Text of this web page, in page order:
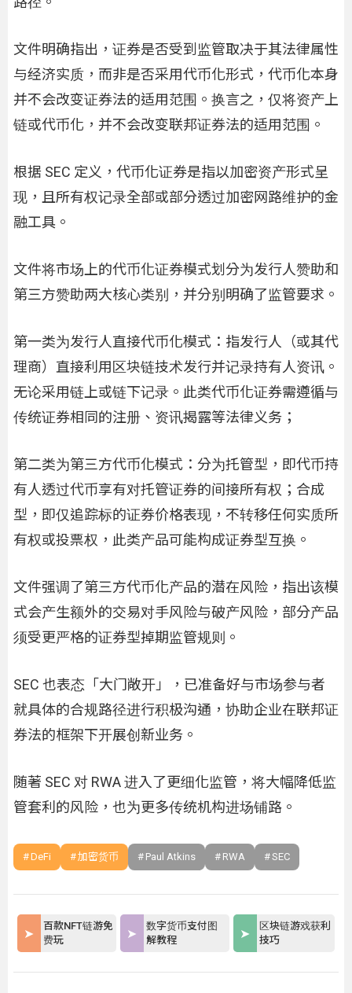
文件明确指出，证券是否受到监管取决于其法律属性
与经济实质，而非是否采用代币化形式，代币化本身
并不会改变证券法的适用范围。换言之，仅将资产上
链或代币化，并不会改变联邦证券法的适用范围。
根据 SEC 定义，代币化证券是指以加密资产形式呈
现，且所有权记录全部或部分透过加密网路维护的金
融工具。
文件将市场上的代币化证券模式划分为发行人赞助和
第三方赞助两大核心类别，并分别明确了监管要求。
第一类为发行人直接代币化模式：指发行人（或其代
理商）直接利用区块链技术发行并记录持有人资讯。
无论采用链上或链下记录。此类代币化证券需遵循与
传统证券相同的注册、资讯揭露等法律义务；
第二类为第三方代币化模式：分为托管型，即代币持
有人透过代币享有对托管证券的间接所有权；合成
型，即仅追踪标的证券价格表现，不转移任何实质所
有权或投票权，此类产品可能构成证券型互换。
文件强调了第三方代币化产品的潜在风险，指出该模
式会产生额外的交易对手风险与破产风险，部分产品
须受更严格的证券型掉期监管规则。
SEC 也表态「大门敞开」，已准备好与市场参与者
就具体的合规路径进行积极沟通，协助企业在联邦证
券法的框架下开展创新业务。
随著 SEC 对 RWA 进入了更细化监管，将大幅降低监
管套利的风险，也为更多传统机构进场铺路。
DeFi 加密货币 Paul Atkins RWA SEC
百款NFT链游免
费玩
数字货币支付图
解教程
区块链游戏获利
技巧